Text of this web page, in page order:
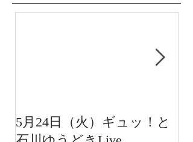
5月24日（火）ギュッ！と